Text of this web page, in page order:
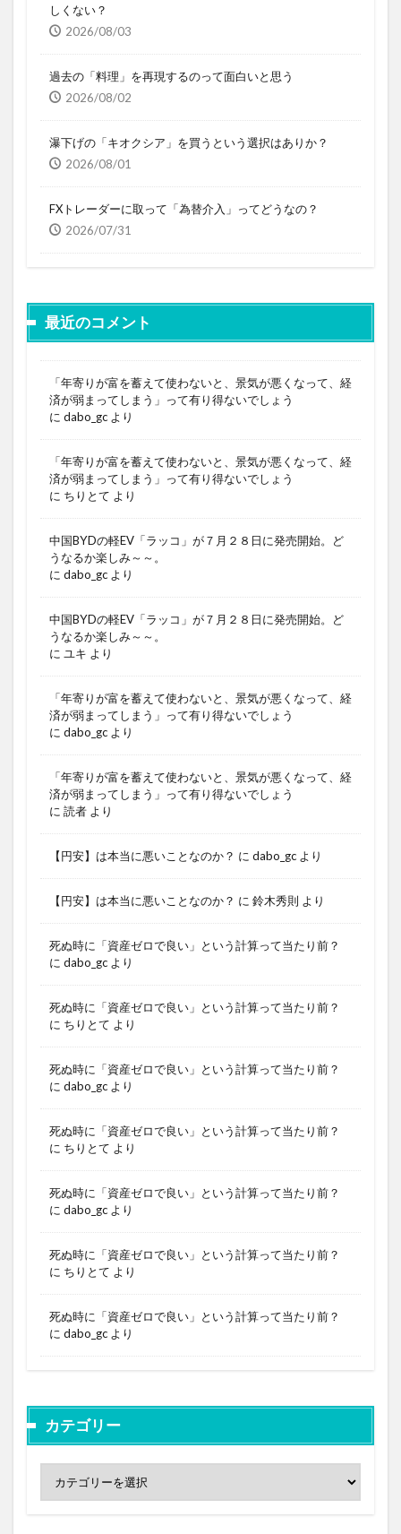
しくない？
2026/08/03
過去の「料理」を再現するのって面白いと思う
2026/08/02
瀑下げの「キオクシア」を買うという選択はありか？
2026/08/01
FXトレーダーに取って「為替介入」ってどうなの？
2026/07/31
最近のコメント
「年寄りが富を蓄えて使わないと、景気が悪くなって、経
済が弱まってしまう」って有り得ないでしょう
に dabo_gc より
「年寄りが富を蓄えて使わないと、景気が悪くなって、経
済が弱まってしまう」って有り得ないでしょう
に ちりとて より
中国BYDの軽EV「ラッコ」が７月２８日に発売開始。ど
うなるか楽しみ～～。
に dabo_gc より
中国BYDの軽EV「ラッコ」が７月２８日に発売開始。ど
うなるか楽しみ～～。
に ユキ より
「年寄りが富を蓄えて使わないと、景気が悪くなって、経
済が弱まってしまう」って有り得ないでしょう
に dabo_gc より
「年寄りが富を蓄えて使わないと、景気が悪くなって、経
済が弱まってしまう」って有り得ないでしょう
に 読者 より
【円安】は本当に悪いことなのか？ に dabo_gc より
【円安】は本当に悪いことなのか？ に 鈴木秀則 より
死ぬ時に「資産ゼロで良い」という計算って当たり前？
に dabo_gc より
死ぬ時に「資産ゼロで良い」という計算って当たり前？
に ちりとて より
死ぬ時に「資産ゼロで良い」という計算って当たり前？
に dabo_gc より
死ぬ時に「資産ゼロで良い」という計算って当たり前？
に ちりとて より
死ぬ時に「資産ゼロで良い」という計算って当たり前？
に dabo_gc より
死ぬ時に「資産ゼロで良い」という計算って当たり前？
に ちりとて より
死ぬ時に「資産ゼロで良い」という計算って当たり前？
に dabo_gc より
カテゴリー